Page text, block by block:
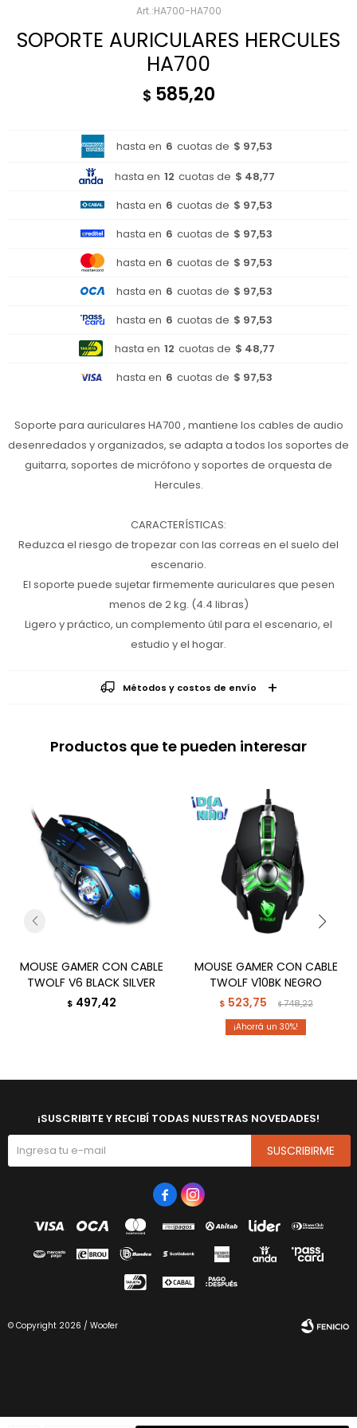
HA700-HA700
SOPORTE AURICULARES HERCULES
HA700
$ 585,20
hasta en 6 cuotas de $ 97,53
hasta en 12 cuotas de $ 48,77
hasta en 6 cuotas de $ 97,53
hasta en 6 cuotas de $ 97,53
hasta en 6 cuotas de $ 97,53
hasta en 6 cuotas de $ 97,53
hasta en 6 cuotas de $ 97,53
hasta en 12 cuotas de $ 48,77
hasta en 6 cuotas de $ 97,53
Soporte para auriculares HA700 , mantiene los cables de audio
desenredados y organizados, se adapta a todos los soportes de
guitarra, soportes de micrófono y soportes de orquesta de
Hercules.
CARACTERÍSTICAS:
Reduzca el riesgo de tropezar con las correas en el suelo del
escenario.
El soporte puede sujetar firmemente auriculares que pesen
menos de 2 kg. (4.4 libras)
Ligero y práctico, un complemento útil para el escenario, el
estudio y el hogar.
Métodos y costos de envío
Productos que te pueden interesar
MOUSE GAMER CON CABLE
TWOLF V6 BLACK SILVER
$ 497,42
MOUSE GAMER CON CABLE
TWOLF V10BK NEGRO
$ 523,75 $748,22
30
¡SUSCRIBITE Y RECIBÍ TODAS NUESTRAS NOVEDADES!
SUSCRIBIRME
 
© Copyright 2026 / Woofer